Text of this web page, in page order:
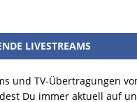
LIVESTREAMS
und TV-Übertragungen
Du immer aktuell auf